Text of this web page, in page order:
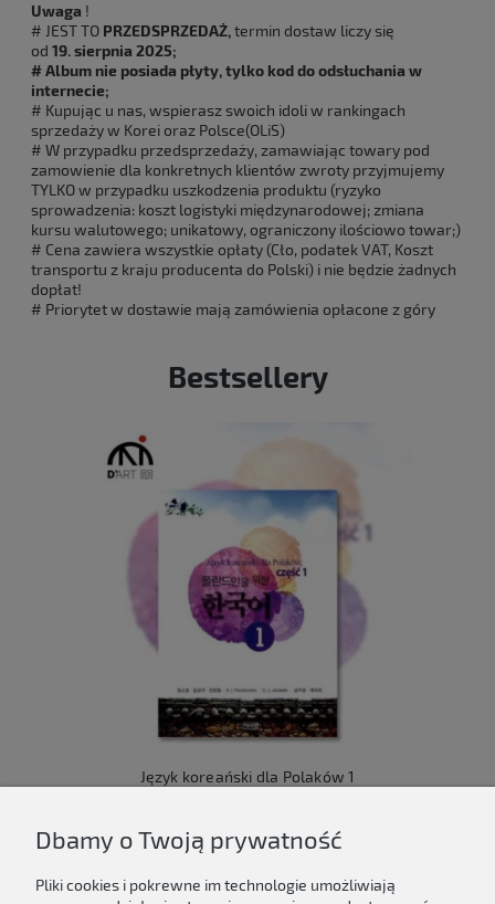
Uwaga !
# JEST TO PRZEDSPRZEDAŻ,termin dostaw liczy się
od 19. sierpnia 2025;
# Album nie posiada płyty, tylko kod do odsłuchania w
internecie;
# Kupując u nas, wspierasz swoich idoli w rankingach
sprzedaży w Korei oraz Polsce(OLiS)
# W przypadku przedsprzedaży, zamawiając towary pod
zamowienie dla konkretnych klientów zwroty przyjmujemy
TYLKO w przypadku uszkodzenia produktu (ryzyko
sprowadzenia: koszt logistyki międzynarodowej; zmiana
kursu walutowego; unikatowy, ograniczony ilościowo towar;)
# Cena zawiera wszystkie opłaty (Cło, podatek VAT, Koszt
transportu z kraju producenta do Polski) i nie będzie żadnych
dopłat!
# Priorytet w dostawie mają zamówienia opłacone z góry
Bestsellery
Język koreański dla Polaków 1
Do koszyka
Dbamy o Twoją prywatność
Pliki cookies i pokrewne im technologie umożliwiają